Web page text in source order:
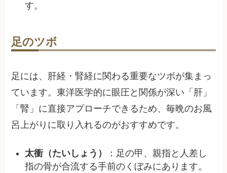
す。
足のツボ
足には、肝経・腎経に関わる重要なツボが集まっ
ています。東洋医学的に眼圧と関係が深い「肝」
「腎」に直接アプローチできるため、毎晩のお風
呂上がりに取り入れるのがおすすめです。
太衝（たいしょう）
：足の甲、親指と人差し
指の骨が合流する手前のくぼみにあります。